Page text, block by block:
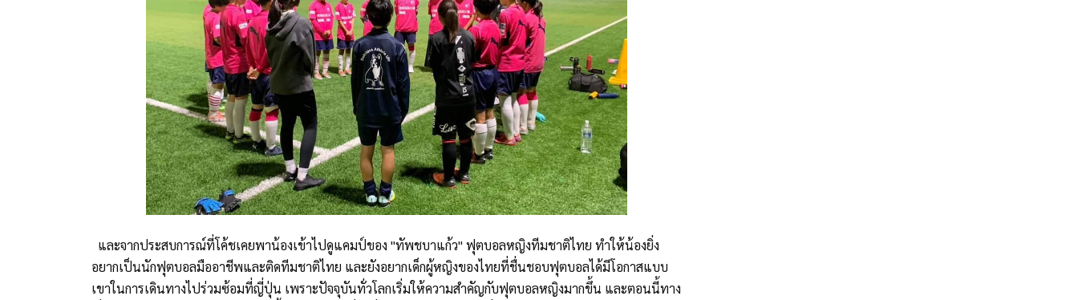
และจากประสบการณ์ที่โค้ชเคยพาน้องเข้าไปดูแคมป์ของ "ทัพชบาแก้ว" ฟุตบอลหญิงทีมชาติไทย ทำให้น้องยิ่ง
อยากเป็นนักฟุตบอลมืออาชีพและติดทีมชาติไทย และยังอยากเด็กผู้หญิงของไทยที่ชื่นชอบฟุตบอลได้มีโอกาสแบบ
เขาในการเดินทางไปร่วมซ้อมที่ญี่ปุ่น เพราะปัจจุบันทั่วโลกเริ่มให้ความสำคัญกับฟุตบอลหญิงมากขึ้น และตอนนี้ทาง